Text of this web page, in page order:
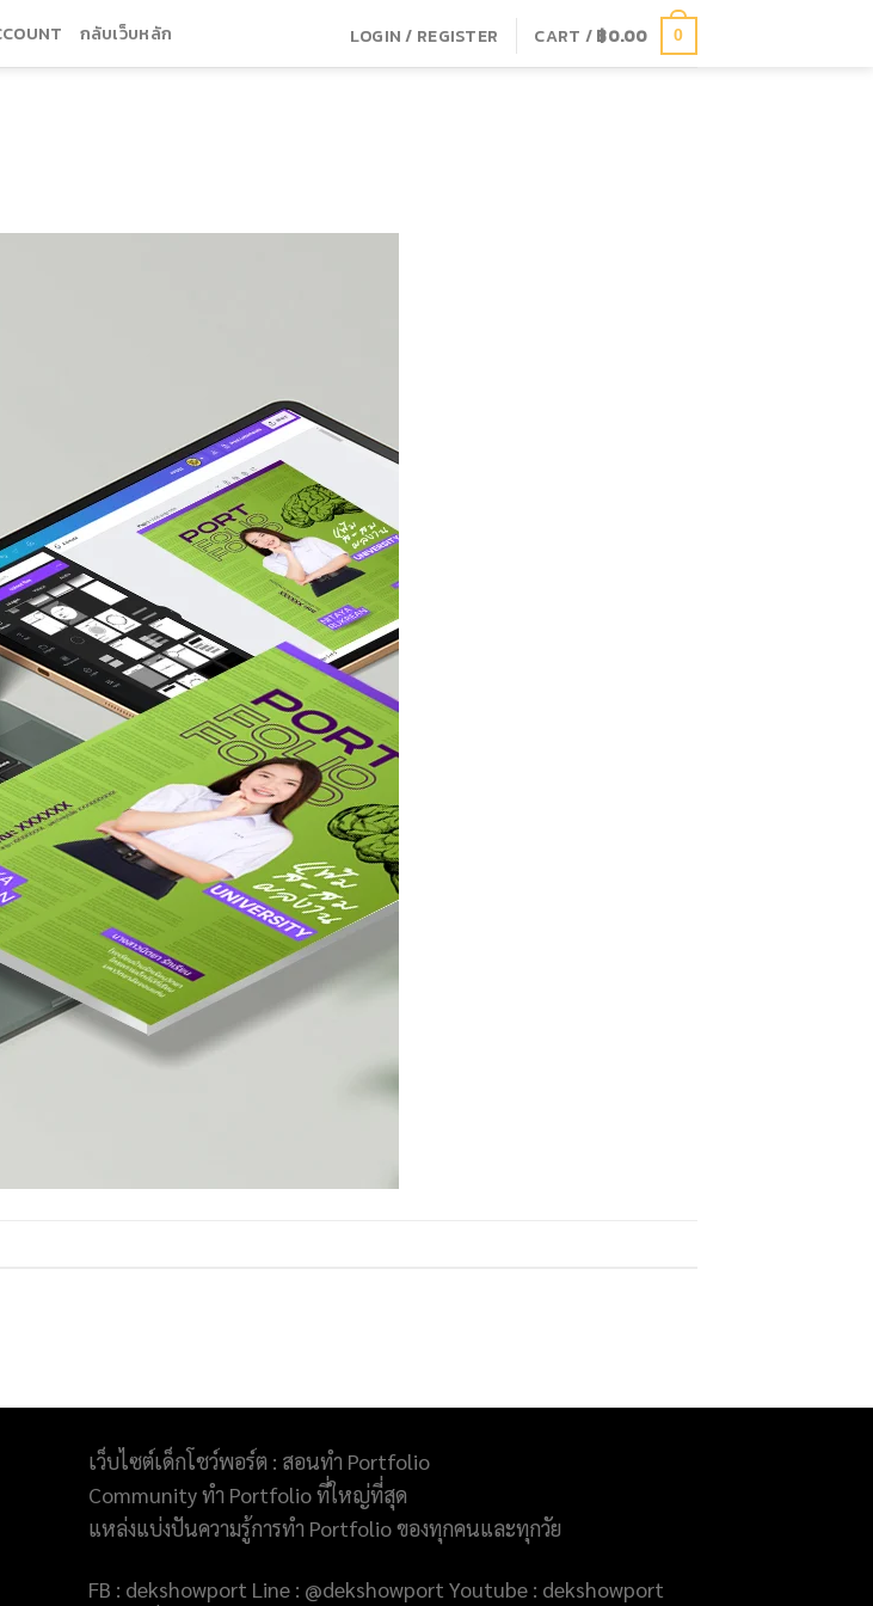
กลับเว็บหลัก LOGIN / REGISTER CART /฿0.00 0
เว็บไซต์เด็กโชว์พอร์ต : สอนทำ Portfolio
Community ทำ Portfolio ที่ใหญ่ที่สุด
แหล่งแบ่งปันความรู้การทำ Portfolio ของทุกคนและทุกวัย
FB : dekshowport Line : @dekshowport Youtube : dekshowport